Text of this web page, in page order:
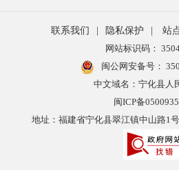
联系我们 隐私保护 站
网站标识码：
闽公网安备号：
中文域名：宁化县人
闽ICP备
地址：福建省宁化县翠江镇中山路1